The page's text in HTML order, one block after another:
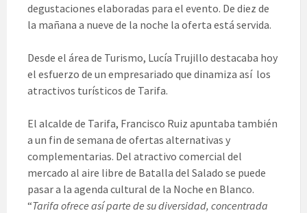
degustaciones elaboradas para el evento. De diez de
la mañana a nueve de la noche la oferta está servida.
Desde el área de Turismo, Lucía Trujillo destacaba hoy
el esfuerzo de un empresariado que dinamiza así los
atractivos turísticos de Tarifa.
El alcalde de Tarifa, Francisco Ruiz apuntaba también
a un fin de semana de ofertas alternativas y
complementarias. Del atractivo comercial del
mercado al aire libre de Batalla del Salado se puede
pasar a la agenda cultural de la Noche en Blanco.
“Tarifa ofrece así parte de su diversidad, concentrada